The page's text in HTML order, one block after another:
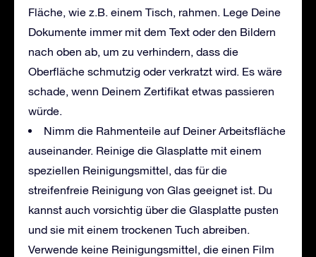
Fläche, wie z.B. einem Tisch, rahmen. Lege Deine
Dokumente immer mit dem Text oder den Bildern
nach oben ab, um zu verhindern, dass die
Oberfläche schmutzig oder verkratzt wird. Es wäre
schade, wenn Deinem Zertifikat etwas passieren
würde.
Nimm die Rahmenteile auf Deiner Arbeitsfläche
auseinander. Reinige die Glasplatte mit einem
speziellen Reinigungsmittel, das für die
streifenfreie Reinigung von Glas geeignet ist. Du
kannst auch vorsichtig über die Glasplatte pusten
und sie mit einem trockenen Tuch abreiben.
Verwende keine Reinigungsmittel, die einen Film